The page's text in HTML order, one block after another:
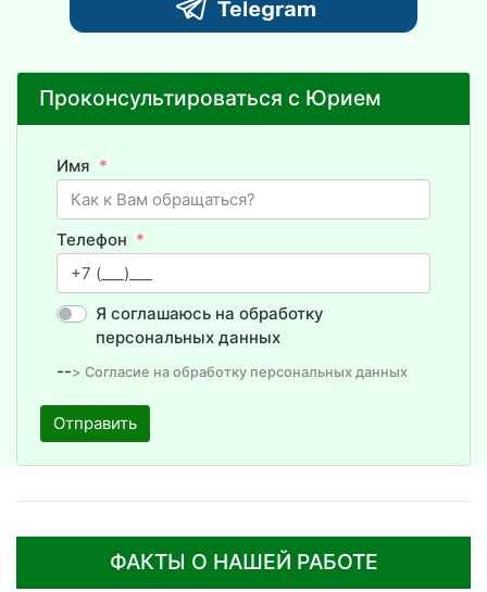
Проконсультироваться с Юрием
Имя
Телефон
Я соглашаюсь на обработку
персональных данных
--> Согласие на обработку персональных данных
Отправить
ФАКТЫ О НАШЕЙ РАБОТЕ